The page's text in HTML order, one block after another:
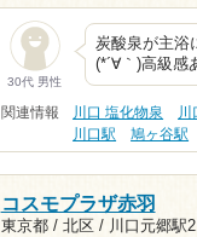
30代 男性
炭酸泉が主浴
(*´∀｀)高級
関連情報 川口 塩化物泉 川
川口駅
鳩ヶ谷駅
コスモプラザ赤羽
東京都 / 北区 / 川口元郷駅